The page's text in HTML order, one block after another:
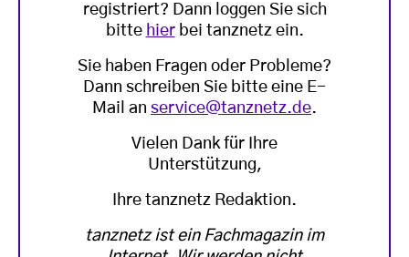
registriert? Dann loggen Sie sich
bitte hierbei tanznetz ein.
Sie haben Fragen oder Probleme?
Dann schreiben Sie bitte eine E-
Mail an service@tanznetz.de.
Vielen Dank für Ihre
Unterstützung,
Ihre tanznetz Redaktion.
tanznetz ist ein Fachmagazin im